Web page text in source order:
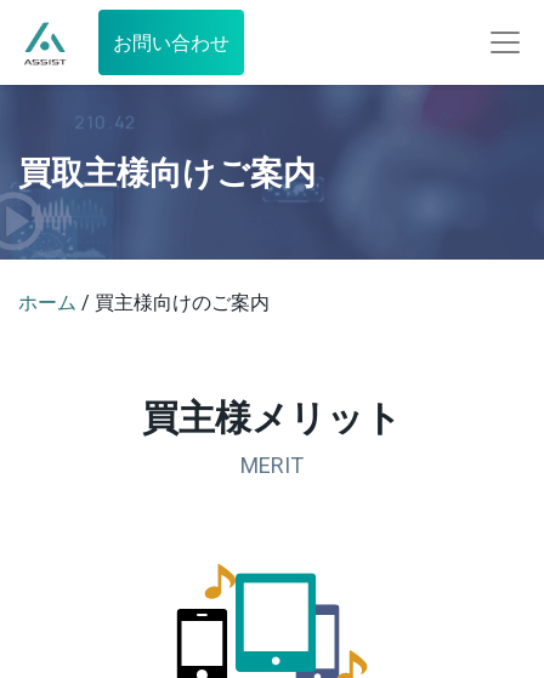
お問い合わせ
買取主様向けご案内
ホーム / 買主様向けのご案内
買主様メリット
MERIT